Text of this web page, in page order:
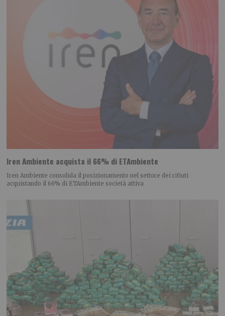
Iren Ambiente acquista il 66% di ETAmbiente
Iren Ambiente consolida il posizionamento nel settore dei rifiuti
acquistando il 66% di ETAmbiente società attiva